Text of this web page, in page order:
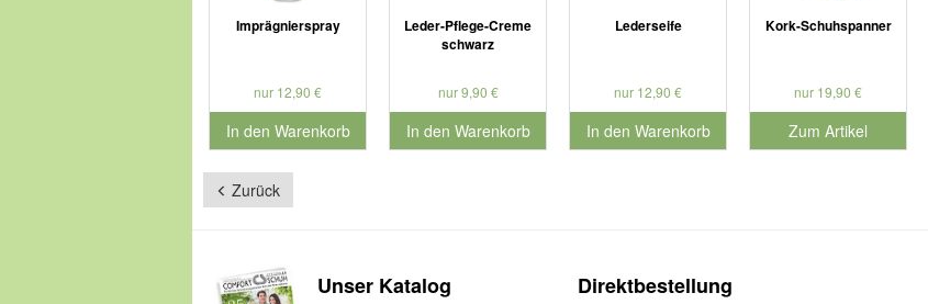
Imprägnierspray
nur 12,90 €
In den Warenkorb
für Produktnummer 901126
Leder-Pflege-Creme
schwarz
nur 9,90 €
In den Warenkorb
für Produktnummer 901187
Lederseife
nur 12,90 €
In den Warenkorb
für Produktnummer 901127
Kork-Schuhspanner
nur 19,90 €
Zum Artikel
Zurück
Unser Katalog Direktbestellung